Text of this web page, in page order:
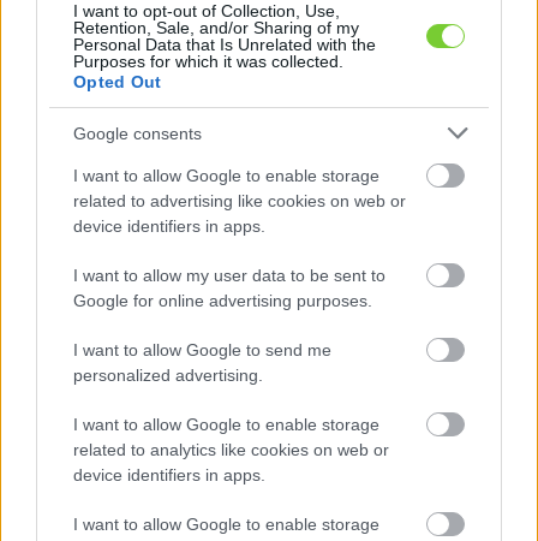
I want to opt-out of Collection, Use,
Retention, Sale, and/or Sharing of my
Personal Data that Is Unrelated with the
Purposes for which it was collected.
Opted Out
Google consents
I want to allow Google to enable storage
related to advertising like cookies on web or
device identifiers in apps.
I want to allow my user data to be sent to
Google for online advertising purposes.
I want to allow Google to send me
personalized advertising.
I want to allow Google to enable storage
related to analytics like cookies on web or
device identifiers in apps.
I want to allow Google to enable storage
Vérbükk (Fagus
sylvatica
'Atropurpurea')
Abükkvagybükkfa (Fagus)
Koronája szétterülő; magányosan szabályos gömb
alakúvá fejlődik, erdőben hengeres. Törzse sima, szürke.
Fényes, zöld levelei kétoldalt szórtan állnak.
Jelentéktelen külsejű, egyivarú virágai barkákba állnak
párosával fejlődnek.
A termés fásodott, tüskés, háromélű, kupacsba zárt, négy
kopáccsal nyíló makk — mivel a tölgy makkjánál kisebb,